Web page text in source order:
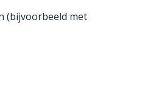
(bijvoorbeeld met